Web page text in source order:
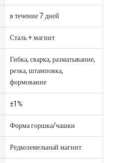
в течение 7 дней
Сталь + магнит
Гибка, сварка, разматывание,
резка, штамповка,
формование
±1%
Форма горшка/чашки
Редкоземельный магнит